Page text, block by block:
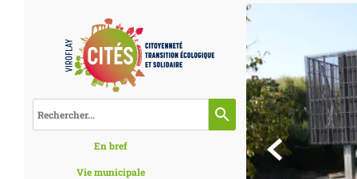
En bref
Vie municipale

search